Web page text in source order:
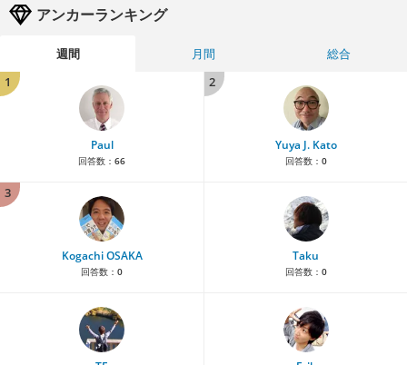
アンカーランキング
週間 月間
総合
1
Paul
回答数： 66
2
Yuya J. Kato
回答数： 0
3
Kogachi OSAKA
回答数： 0
Taku
回答数： 0